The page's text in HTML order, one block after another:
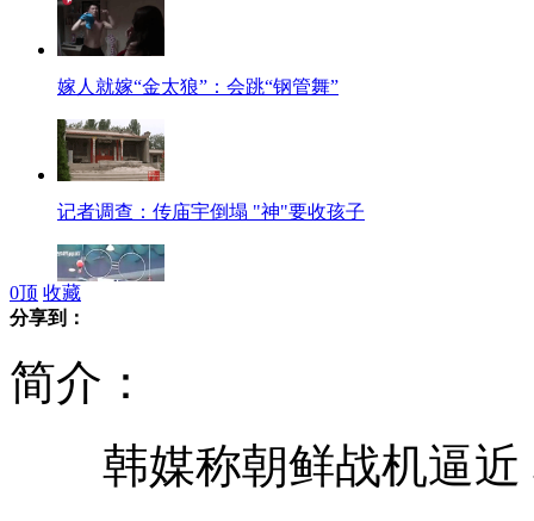
嫁人就嫁“金太狼”：会跳“钢管舞”
记者调查：传庙宇倒塌 "神"要收孩子
央行三年半首降息传递什么信号？
0顶 收藏
分享到：
简介：
韩媒称朝鲜战机逼近